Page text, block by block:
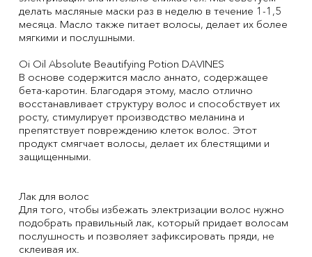
делать масляные маски раз в неделю в течение 1-1,5
месяца. Масло также питает волосы, делает их более
мягкими и послушными.
Oi Oil Absolute Beautifying Potion DAVINES
В основе содержится масло аннато, содержащее
бета-каротин. Благодаря этому, масло отлично
восстанавливает структуру волос и способствует их
росту, стимулирует производство меланина и
препятствует повреждению клеток волос. Этот
продукт смягчает волосы, делает их блестящими и
защищенными.
Лак для волос
Для того, чтобы избежать электризации волос нужно
подобрать правильный лак, который придает волосам
послушность и позволяет зафиксировать пряди, не
склеивая их.